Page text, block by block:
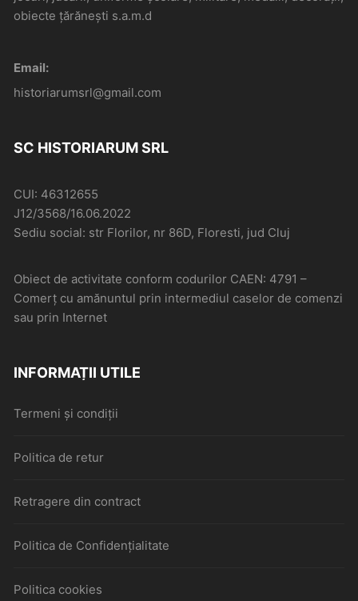
obiecte țărănești s.a.m.d
Email:
historiarumsrl@gmail.com
SC HISTORIARUM SRL
CUI: 46312655
J12/3568/16.06.2022
Sediu social: str Florilor, nr 86D, Floresti, jud Cluj
Obiect de activitate conform codurilor CAEN: 4791 –
Comerţ cu amănuntul prin intermediul caselor de comenzi
sau prin Internet
INFORMAȚII UTILE
Termeni și condiții
Politica de retur
Retragere din contract
Politica de Confidențialitate
Politica cookies